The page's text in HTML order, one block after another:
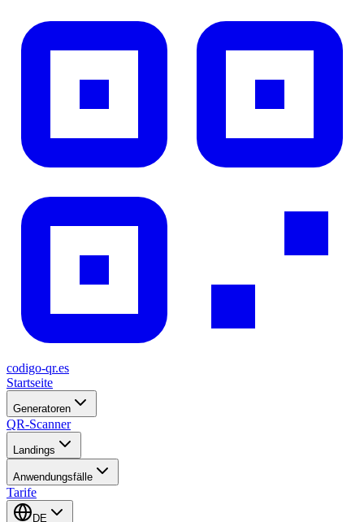
codigo-qr.es
Startseite
Generatoren
QR-Scanner
Landings
Anwendungsfälle
Tarife
DE